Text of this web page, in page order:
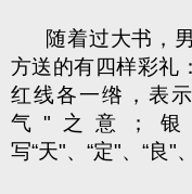
随着过大书，
方送的有四样彩礼
红线各一绺，表
气"之意；银
写“天"、“定"、“良"